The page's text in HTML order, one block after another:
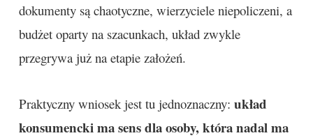
dokumenty są chaotyczne, wierzyciele niepoliczeni, a
budżet oparty na szacunkach, układ zwykle
przegrywa już na etapie założeń.
Praktyczny wniosek jest tu jednoznaczny: układ
konsumencki ma sens dla osoby, która nadal ma